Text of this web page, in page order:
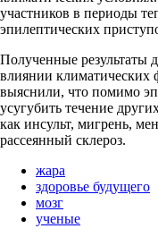
участников в периоды
эпилептических
Полученные
влиянии климатических
выяснили, что помимо
усугубить течение
как инсульт, мигрень,
рассеянный склероз.
жара
здоровье будущего
мозг
ученые